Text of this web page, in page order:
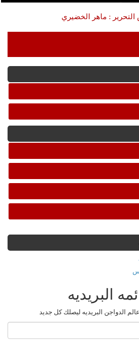
: ماهر الخضيري
البريديه
الدواجن البريديه ليصلك كل جديد